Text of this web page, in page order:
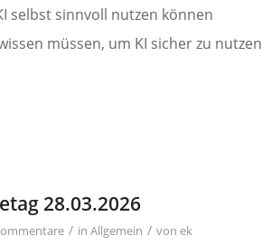
selbst sinnvoll nutzen können
müssen, um KI sicher zu nutzen
28.03.2026
/ inAllgemein / vonek